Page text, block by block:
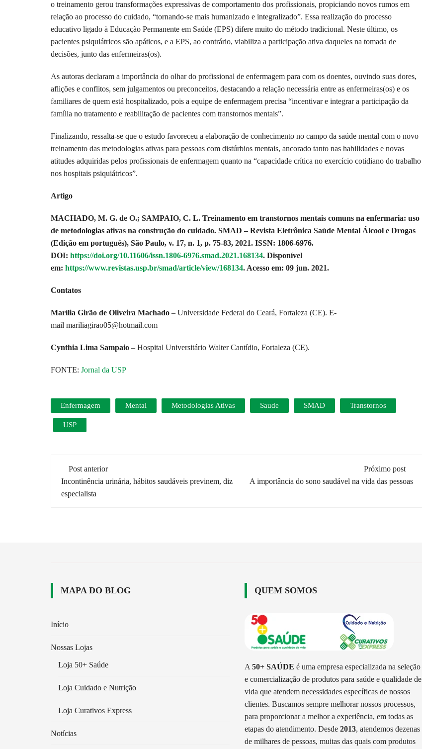
o treinamento gerou transformações expressivas de comportamento dos profissionais, propiciando novos rumos em
relação ao processo do cuidado, “tornando-se mais humanizado e integralizado”. Essa realização do processo
educativo ligado à Educação Permanente em Saúde (EPS) difere muito do método tradicional. Neste último, os
pacientes psiquiátricos são apáticos, e a EPS, ao contrário, viabiliza a participação ativa daqueles na tomada de
decisões, junto das enfermeiras(os).
As autoras declaram a importância do olhar do profissional de enfermagem para com os doentes, ouvindo suas dores,
aflições e conflitos, sem julgamentos ou preconceitos, destacando a relação necessária entre as enfermeiras(os) e os
familiares de quem está hospitalizado, pois a equipe de enfermagem precisa “incentivar e integrar a participação da
família no tratamento e reabilitação de pacientes com transtornos mentais”.
Finalizando, ressalta-se que o estudo favoreceu a elaboração de conhecimento no campo da saúde mental com o novo
treinamento das metodologias ativas para pessoas com distúrbios mentais, ancorado tanto nas habilidades e novas
atitudes adquiridas pelos profissionais de enfermagem quanto na “capacidade crítica no exercício cotidiano do trabalho
nos hospitais psiquiátricos”.
Artigo
MACHADO, M. G. de O.; SAMPAIO, C. L. Treinamento em transtornos mentais comuns na enfermaria: uso
de metodologias ativas na construção do cuidado. SMAD – Revista Eletrônica Saúde Mental Álcool e Drogas
(Edição em português), São Paulo, v. 17, n. 1, p. 75-83, 2021. ISSN: 1806-6976.
DOI: https://doi.org/10.11606/issn.1806-6976.smad.2021.168134. Disponível
em: https://www.revistas.usp.br/smad/article/view/168134. Acesso em: 09 jun. 2021.
Contatos
Marília Girão de Oliveira Machado – Universidade Federal do Ceará, Fortaleza (CE). E-
mail mariliagirao05@hotmail.com
Cynthia Lima Sampaio – Hospital Universitário Walter Cantídio, Fortaleza (CE).
FONTE: Jornal da USP
Enfermagem Mental Metodologias Ativas Saude SMAD Transtornos
USP
Navegação
de
Post anterior
Incontinência urinária, hábitos saudáveis previnem, diz
especialista
Próximo post
A importância do sono saudável na vida das pessoas
MAPA DO BLOG
Início
Nossas Lojas
Loja 50+ Saúde
Loja Cuidado e Nutrição
Loja Curativos Express
Notícias
QUEM SOMOS
A 50+ SAÚDE é uma empresa especializada na seleção
e comercialização de produtos para saúde e qualidade de
vida que atendem necessidades específicas de nossos
clientes. Buscamos sempre melhorar nossos processos,
para proporcionar a melhor a experiência, em todas as
etapas do atendimento. Desde 2013, atendemos dezenas
de milhares de pessoas, muitas das quais com produtos